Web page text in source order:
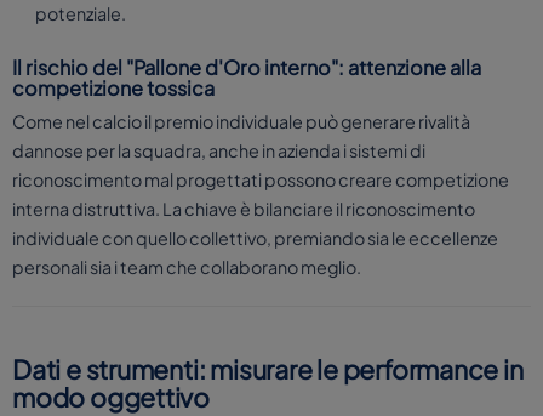
potenziale.
Il rischio del "Pallone d'Oro interno": attenzione alla
competizione tossica
Come nel calcio il premio individuale può generare rivalità
dannose per la squadra, anche in azienda i sistemi di
riconoscimento mal progettati possono creare competizione
interna distruttiva. La chiave è bilanciare il riconoscimento
individuale con quello collettivo, premiando sia le eccellenze
personali sia i team che collaborano meglio.
Dati e strumenti: misurare le performance in
modo oggettivo